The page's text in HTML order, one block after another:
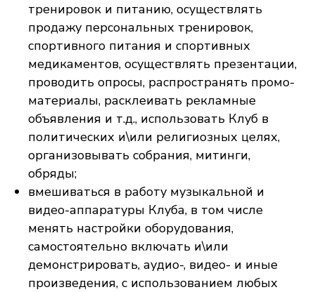
тренировок и питанию, осуществлять
продажу персональных тренировок,
спортивного питания и спортивных
медикаментов, осуществлять презентации,
проводить опросы, распространять промо-
материалы, расклеивать рекламные
объявления и т.д., использовать Клуб в
политических и\или религиозных целях,
организовывать собрания, митинги,
обряды;
вмешиваться в работу музыкальной и
видео-аппаратуры Клуба, в том числе
менять настройки оборудования,
самостоятельно включать и\или
демонстрировать, аудио-, видео- и иные
произведения, с использованием любых